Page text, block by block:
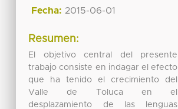
Fecha: 2015-06-01
Resumen:
El objetivo central del presente
trabajo consiste en indagar el efecto
que ha tenido el crecimiento del
Valle de Toluca en el
desplazamiento de las lenguas